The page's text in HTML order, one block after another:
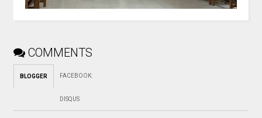
COMMENTS
BLOGGER FACEBOOK:
DISQUS